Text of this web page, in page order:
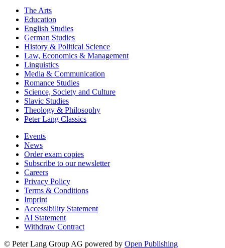
The Arts
Education
English Studies
German Studies
History & Political Science
Law, Economics & Management
Linguistics
Media & Communication
Romance Studies
Science, Society and Culture
Slavic Studies
Theology & Philosophy
Peter Lang Classics
Events
News
Order exam copies
Subscribe to our newsletter
Careers
Privacy Policy
Terms & Conditions
Imprint
Accessibility Statement
AI Statement
Withdraw Contract
© Peter Lang Group AG powered by Open Publishing